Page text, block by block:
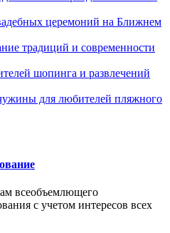
церемоний на Ближнем
традиций и современности
шопинга и развлечений
для любителей пляжного
всеобъемлющего
с учетом интересов всех